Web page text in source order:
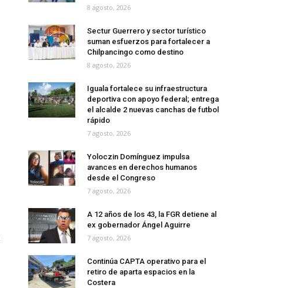
8 agosto, 2026
Sectur Guerrero y sector turístico
suman esfuerzos para fortalecer a
Chilpancingo como destino
8 agosto, 2026
Iguala fortalece su infraestructura
deportiva con apoyo federal; entrega
el alcalde 2 nuevas canchas de futbol
rápido
7 agosto, 2026
Yoloczin Domínguez impulsa
avances en derechos humanos
desde el Congreso
7 agosto, 2026
A 12 años de los 43, la FGR detiene al
ex gobernador Ángel Aguirre
7 agosto, 2026
Continúa CAPTA operativo para el
retiro de aparta espacios en la
Costera